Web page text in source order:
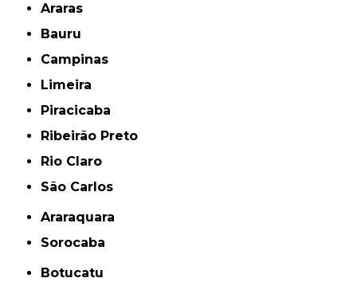
Araras
Bauru
Campinas
Limeira
Piracicaba
Ribeirão Preto
Rio Claro
São Carlos
Araraquara
Sorocaba
Botucatu